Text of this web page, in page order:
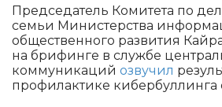
Председатель Комитета по
семьи Министерства
общественного развития
на брифинге в службе
коммуникаций озвучил
профилактике кибербуллинга